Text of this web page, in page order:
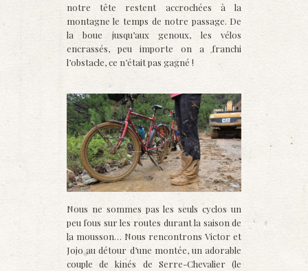
notre tête restent accrochées à la
montagne le temps de notre passage. De
la boue jusqu’aux genoux, les vélos
encrassés, peu importe on a franchi
l’obstacle, ce n’était pas gagné !
Nous ne sommes pas les seuls cyclos un
peu fous sur les routes durant la saison de
la mousson… Nous rencontrons Victor et
Jojo au détour d’une montée, un adorable
couple de kinés de Serre-Chevalier (le